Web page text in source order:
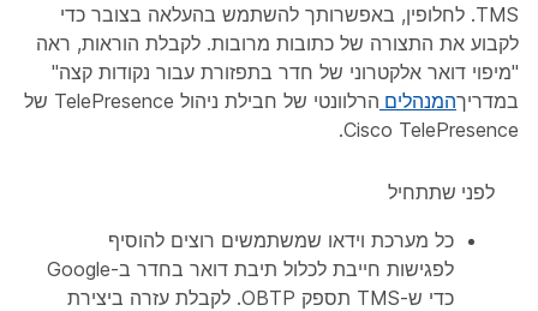
TMS. לחלופין, באפשרותך להשתמש בהעלאה בצובר כדי
לקבוע את התצורה של כתובות מרובות. לקבלת הוראות, ראה
"מיפוי דואר אלקטרוני של חדר בתפזורת עבור נקודות קצה"
במדריךהמנהלים
הרלוונטי של חבילת ניהול TelePresence של
Cisco TelePresence.
לפני שתתחיל
כל מערכת וידאו שמשתמשים רוצים להוסיף
לפגישות חייבת לכלול תיבת דואר בחדר ב-Google
כדי ש-TMS תספק OBTP. לקבלת עזרה ביצירת